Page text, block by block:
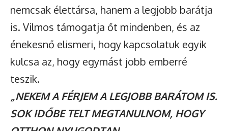
nemcsak élettársa, hanem a legjobb barátja
is. Vilmos támogatja őt mindenben, és az
énekesnő elismeri, hogy kapcsolatuk egyik
kulcsa az, hogy egymást jobb emberré
teszik.
„NEKEM A FÉRJEM A LEGJOBB BARÁTOM IS.
SOK IDŐBE TELT MEGTANULNOM, HOGY